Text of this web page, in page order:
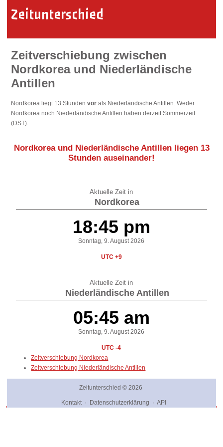
Zeitunterschied
Zeitverschiebung zwischen
Nordkorea und Niederländische
Antillen
Nordkorea liegt 13 Stundenvor als Niederländische Antillen. Weder
Nordkorea noch Niederländische Antillen haben derzeit Sommerzeit
(DST).
Nordkorea und Niederländische Antillen liegen 13
Stunden auseinander!
Aktuelle Zeit in
Nordkorea
18:45 pm
Sonntag, 9. August 2026
UTC +9
Aktuelle Zeit in
Niederländische Antillen
05:45 am
Sonntag, 9. August 2026
UTC -4
Zeitverschiebung Nordkorea
Zeitverschiebung Niederländische Antillen
Zeitunterschied © 2026
Kontakt· Datenschutzerklärung · API